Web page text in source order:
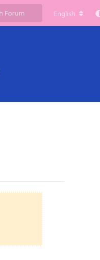
English